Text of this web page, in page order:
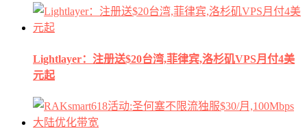
Lightlayer：注册送$20台湾,菲律宾,洛杉矶VPS月付4美
元起